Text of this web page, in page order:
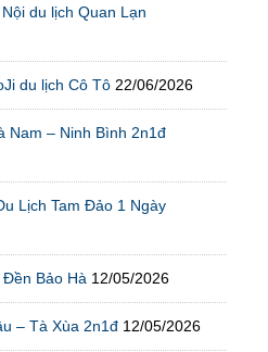
du lịch Quan Lạn
du lịch Cô Tô 22/06/2026
Nam – Ninh Bình 2n1đ
Lịch Tam Đảo 1 Ngày
Bảo Hà 12/05/2026
– Tà Xùa 2n1đ 12/05/2026